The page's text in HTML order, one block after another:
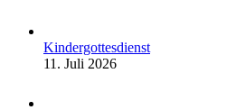
Kindergottesdienst
11. Juli 2026